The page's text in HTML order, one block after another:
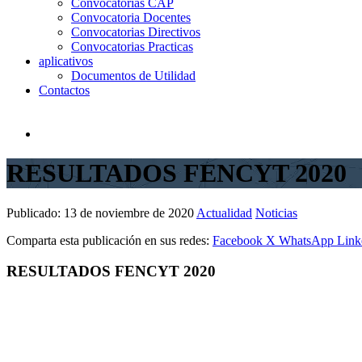
Convocatoria Docentes
Convocatorias Directivos
Convocatorias Practicas
aplicativos
Documentos de Utilidad
Contactos
RESULTADOS FENCYT 2020
Publicado: 13 de noviembre de 2020 Actualidad Noticias
Comparta esta publicación en sus redes: Facebook X WhatsApp
RESULTADOS FENCYT 2020